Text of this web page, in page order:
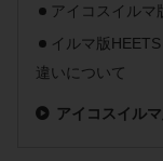
アイコスイル
イルマ版
違いについて
アイコスイル